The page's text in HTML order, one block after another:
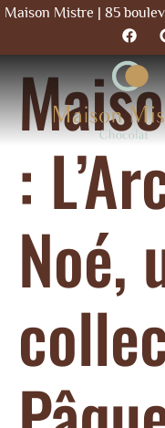
Maison Mistre | 85
:
Noé,